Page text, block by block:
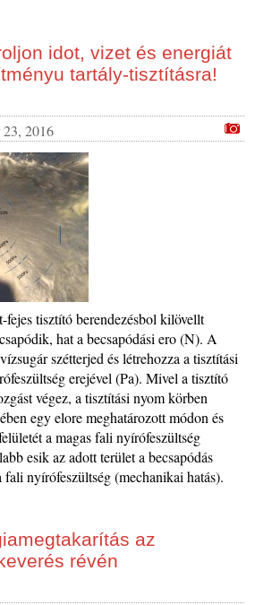
idot, vizet és energiát
tartály-tisztításra!
23, 2016
tisztító berendezésbol kilövellt
hat a becsapódási ero (N). A
szétterjed és létrehozza a tisztítási
erejével (Pa). Mivel a tisztító
végez, a tisztítási nyom körben
egy elore meghatározott módon és
a magas fali nyírófeszültség
esik az adott terület a becsapódás
nyírófeszültség (mechanikai hatás).
az
révén